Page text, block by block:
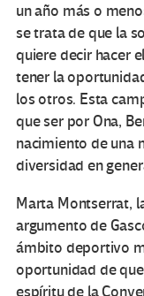
un año más o
se trata de que la
quiere decir hacer
tener la
los otros. Esta
que ser por Ona,
nacimiento de una
diversidad en
Marta Montserrat,
argumento de
ámbito deportivo
oportunidad de
espíritu de la